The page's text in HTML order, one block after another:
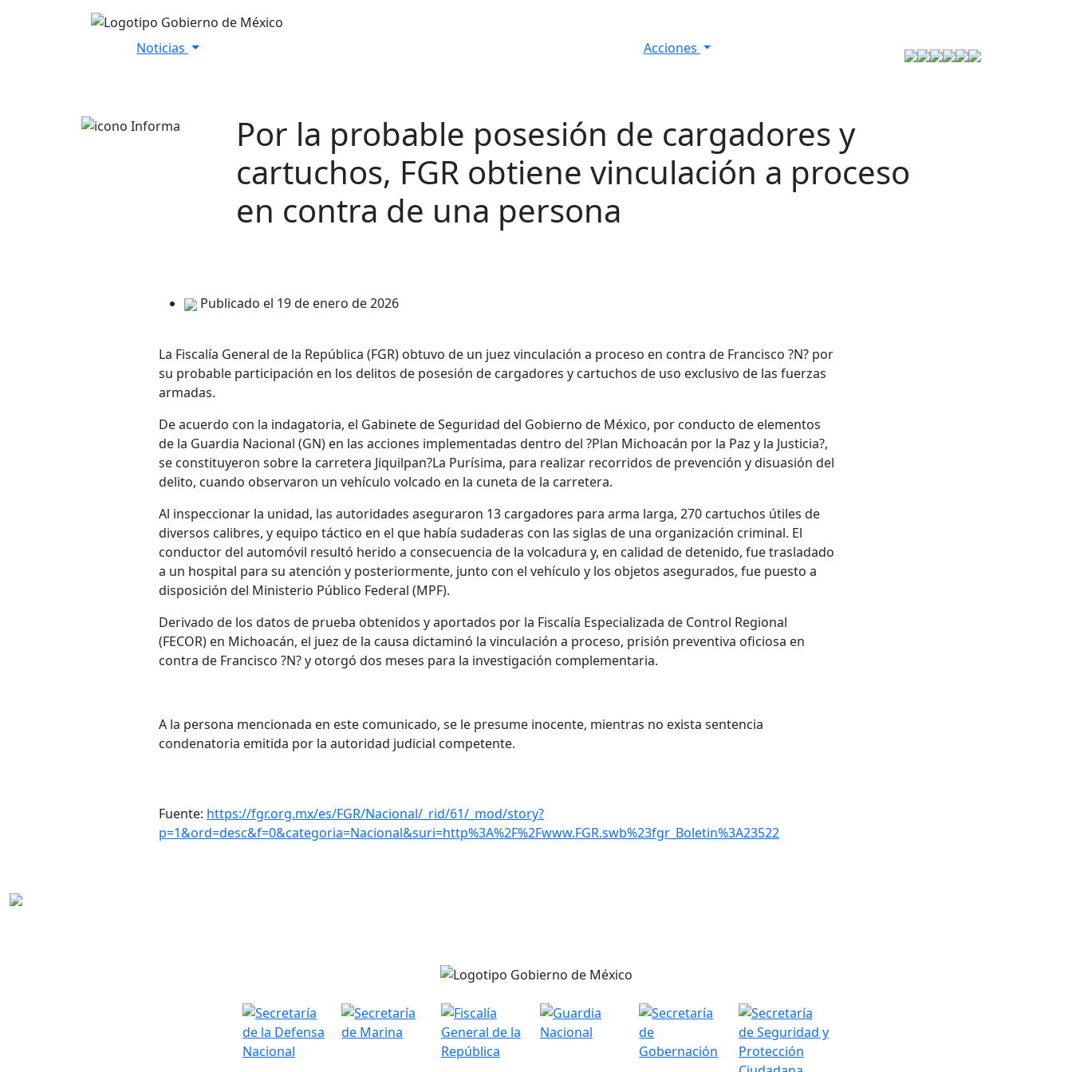
Noticias Acciones
Por la probable posesión de cargadores y
cartuchos, FGR obtiene vinculación a proceso
en contra de una persona
Publicado el 19 de enero de 2026
La Fiscalía General de la República (FGR) obtuvo de un juez vinculación a proceso en contra de Francisco ?N? por
su probable participación en los delitos de posesión de cargadores y cartuchos de uso exclusivo de las fuerzas
armadas.
De acuerdo con la indagatoria, el Gabinete de Seguridad del Gobierno de México, por conducto de elementos
de la Guardia Nacional (GN) en las acciones implementadas dentro del ?Plan Michoacán por la Paz y la Justicia?,
se constituyeron sobre la carretera Jiquilpan?La Purísima, para realizar recorridos de prevención y disuasión del
delito, cuando observaron un vehículo volcado en la cuneta de la carretera.
Al inspeccionar la unidad, las autoridades aseguraron 13 cargadores para arma larga, 270 cartuchos útiles de
diversos calibres, y equipo táctico en el que había sudaderas con las siglas de una organización criminal. El
conductor del automóvil resultó herido a consecuencia de la volcadura y, en calidad de detenido, fue trasladado
a un hospital para su atención y posteriormente, junto con el vehículo y los objetos asegurados, fue puesto a
disposición del Ministerio Público Federal (MPF).
Derivado de los datos de prueba obtenidos y aportados por la Fiscalía Especializada de Control Regional
(FECOR) en Michoacán, el juez de la causa dictaminó la vinculación a proceso, prisión preventiva oficiosa en
contra de Francisco ?N? y otorgó dos meses para la investigación complementaria.
A la persona mencionada en este comunicado, se le presume inocente, mientras no exista sentencia
condenatoria emitida por la autoridad judicial competente.
Fuente: https://fgr.org.mx/es/FGR/Nacional/_rid/61/_mod/story?
p=1&ord=desc&f=0&categoria=Nacional&suri=http%3A%2F%2Fwww.FGR.swb%23fgr_Boletin%3A23522